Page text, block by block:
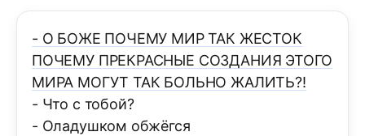
- О БОЖЕ ПОЧЕМУ МИР ТАК ЖЕСТОК
ПОЧЕМУ ПРЕКРАСНЫЕ СОЗДАНИЯ ЭТОГО
МИРА МОГУТ ТАК БОЛЬНО ЖАЛИТЬ?!
- Что с тобой?
- Оладушком обжёгся